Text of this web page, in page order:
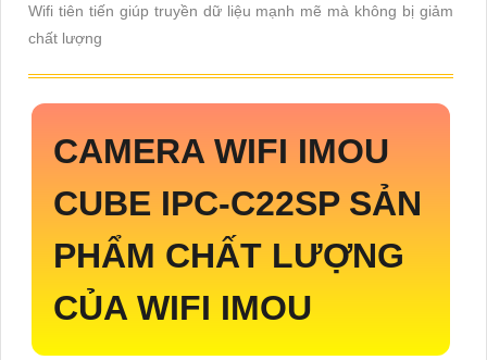
Wifi tiên tiến giúp truyền dữ liệu mạnh mẽ mà không bị giảm
chất lượng
CAMERA WIFI IMOU
CUBE IPC-C22SP SẢN
PHẨM CHẤT LƯỢNG
CỦA WIFI IMOU